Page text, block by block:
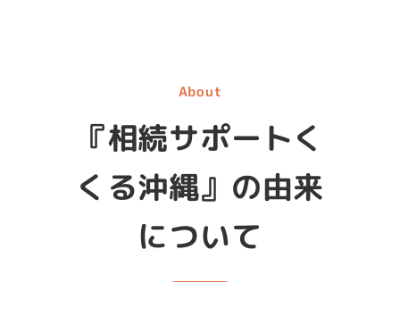
About
『相続サポートく
くる沖縄』の由来
について